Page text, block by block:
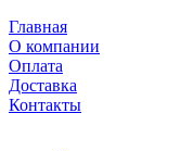
Главная
О компании
Оплата
Доставка
Контакты